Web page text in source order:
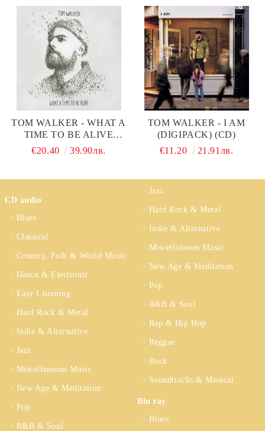
TOM WALKER - WHAT A
TIME TO BE ALIVE
(VINYL)
€20.40 39.90лв.
TOM WALKER - I AM
(DIGIPACK) (CD)
€11.20
21.91лв.
CD audio
Blues
Classical
Country, Folk & World Music
Dance & Electronic
Easy Listening
Hard Rock & Metal
Indie & Alternative
Jazz
Miscellaneous Music
New Age & Meditation
Pop
R&B & Soul
Jazz
Hard Rock & Metal
Indie & Alternative
Miscellaneous Music
New Age & Meditation
Pop
R&B & Soul
Rap & Hip Hop
Reggae
Rock
Soundtracks & Musical
Blu ray
Blues